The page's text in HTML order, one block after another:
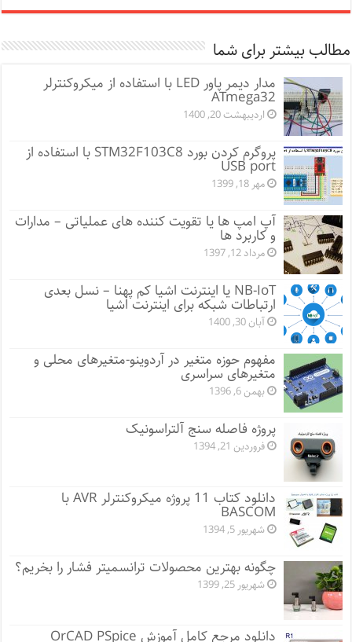
مطالب بیشتر برای شما
مدار دیمر پاور LED با استفاده از میکروکنترلر
ATmega32
اردیبهشت 20, 1400
پروگرم کردن بورد STM32F103C8 با استفاده از
USB port
مهر 18, 1399
آپ امپ ها یا تقویت کننده های عملیاتی – مدارات
و کاربرد ها
مرداد 12, 1397
NB-IoT یا اینترنت اشیا کم پهنا – نسل بعدی
ارتباطات شبکه برای اینترنت اشیا
آبان 30, 1400
مفهوم حوزه متغیر در آردوینو-متغیرهای محلی و
متغیرهای سراسری
بهمن 6, 1396
پروژه فاصله سنج آلتراسونیک
فروردین 21, 1394
دانلود کتاب 11 پروژه میکروکنترلر AVR با
BASCOM
شهریور 5, 1394
چگونه بهترین محصولات ترانسمیتر فشار را بخریم؟
شهریور 25, 1399
دانلود مرجع کامل آموزش OrCAD PSpice